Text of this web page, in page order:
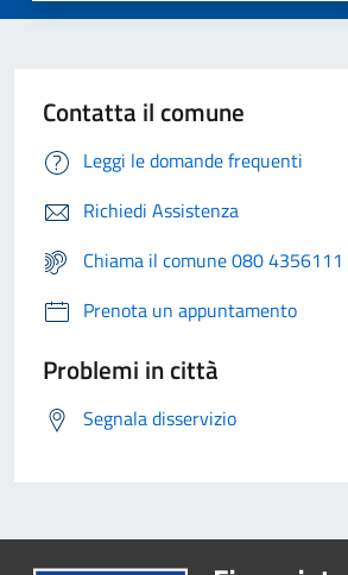
Contatta il comune
Leggi le domande frequenti
Richiedi Assistenza
Chiama il comune 080 4356111
Prenota un appuntamento
Problemi in città
Segnala disservizio